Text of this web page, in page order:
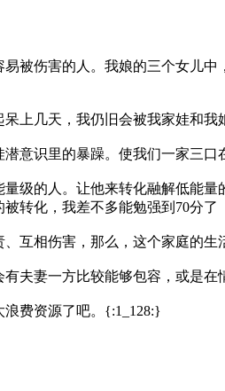
被伤害的人。我娘的三个女儿
上几天，我仍旧会被我家娃和我
意识里的暴躁。使我们一家三口
级的人。让他来转化融解低能
转化，我差不多能勉强到70分了
互相伤害，那么，这个家庭的生
夫妻一方比较能够包容，或是在
费资源了吧。{:1_128:}